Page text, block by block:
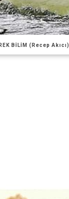
BİLİM (Recep Akıcı)